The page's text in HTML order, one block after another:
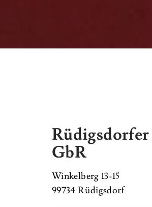
GbR
Winkelberg 13-15
99734 Rüdigsdorf